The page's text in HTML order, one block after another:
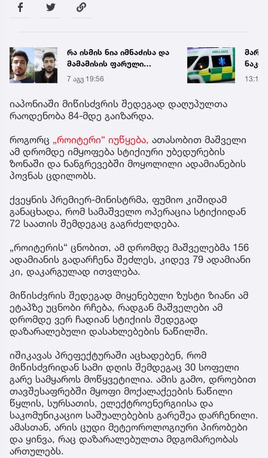
მარტვილში კრაზანის
ნაკბენით მძიმე
მდგომარეობაში მყოფი
ახალგაზრდა
გადაარჩინეს
13:15 11:04
იაპონიაში მიწისძვრის შედეგად დაღუპულთა
რაოდენობა 84-მდე გაიზარდა.
როგორც „როიტერი“ იუწყება, ათასობით მაშველი
ამ დრომდე იმყოფება სტიქიური უბედურების
ზონაში და ნანგრევებში მოყოლილი ადამიანების
პოვნას ცდილობს.
ქვეყნის პრემიერ-მინისტრმა, ფუმიო კიშიდამ
განაცხადა, რომ სამაშველო ოპერაცია სტიქიიდან
72 საათის შემდეგაც გაგრძელდება.
„როიტერის“ ცნობით, ამ დრომდე მაშველებმა 156
ადამიანის გადარჩენა შეძლეს, კიდევ 79 ადამიანი
კი, დაკარგულად ითვლება.
მიწისძვრის შედეგად მიყენებული ზუსტი ზიანი ამ
ეტაპზე უცნობი რჩება, რადგან მაშველები ამ
დრომდე ვერ ჩადიან სტიქიის შედეგად
დაზარალებული დასახლებების ნაწილში.
იშიკავას პრეფექტურაში აცხადებენ, რომ
მიწისძვრიდან სამი დღის შემდეგაც 30 სოფელი
გარე სამყაროს მოწყვეტილია. ამის გამო, დროებით
თავშესაფრებში მყოფი მოქალაქეების ნაწილი
წყლის, სურსათის, ელექტროენერგიისა და
საკომუნიკაციო საშუალებების გარეშეა დარჩენილი.
ამასთან, არის ცუდი მეტეოროლოგიური პირობები
და ყინვა, რაც დაზარალებულთა მდგომარეობას
ართულებს.